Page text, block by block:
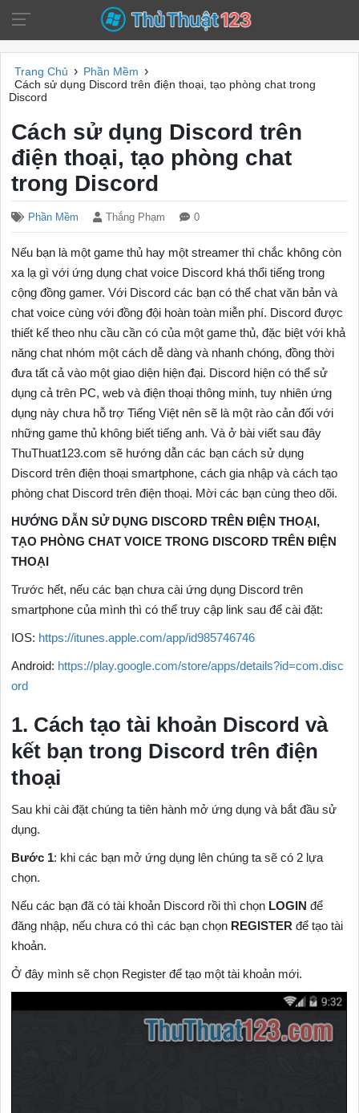
Trang Chủ › Phần Mềm ›
Cách sử dụng Discord trên điện thoại, tạo phòng chat trong
Discord
Cách sử dụng Discord trên
điện thoại, tạo phòng chat
trong Discord
Phần Mềm Thắng Phạm 0
Nếu bạn là một game thủ hay một streamer thì chắc không còn
xa lạ gì với ứng dụng chat voice Discord khá thổi tiếng trong
cộng đồng gamer. Với Discord các bạn có thể chat văn bản và
chat voice cùng với đồng đội hoàn toàn miễn phí. Discord được
thiết kế theo nhu cầu cần có của một game thủ, đặc biệt với khả
năng chat nhóm một cách dễ dàng và nhanh chóng, đồng thời
đưa tất cả vào một giao diện hiện đại. Discord hiện có thể sử
dụng cả trên PC, web và điện thoại thông minh, tuy nhiên ứng
dụng này chưa hỗ trợ Tiếng Việt nên sẽ là một rào cản đối với
những game thủ không biết tiếng anh. Và ở bài viết sau đây
ThuThuat123.com sẽ hướng dẫn các bạn cách sử dụng
Discord trên điện thoại smartphone, cách gia nhập và cách tạo
phòng chat Discord trên điện thoại. Mời các bạn cùng theo dõi.
HƯỚNG DẪN SỬ DỤNG DISCORD TRÊN ĐIỆN THOẠI,
TẠO PHÒNG CHAT VOICE TRONG DISCORD TRÊN ĐIỆN
THOẠI
Trước hết, nếu các bạn chưa cài ứng dụng Discord trên
smartphone của mình thì có thể truy cập link sau để cài đặt:
IOS: https://itunes.apple.com/app/id985746746
Android: https://play.google.com/store/apps/details?id=com.disc
ord
1. Cách tạo tài khoản Discord và
kết bạn trong Discord trên điện
thoại
Sau khi cài đặt chúng ta tiên hành mở ứng dụng và bắt đầu sử
dụng.
Bước 1: khi các bạn mở ứng dụng lên chúng ta sẽ có 2 lựa
chọn.
Nếu các bạn đã có tài khoản Discord rồi thì chọn LOGIN để
đăng nhập, nếu chưa có thì các bạn chọn REGISTER để tạo tài
khoản.
Ở đây mình sẽ chọn Register để tạo một tài khoản mới.